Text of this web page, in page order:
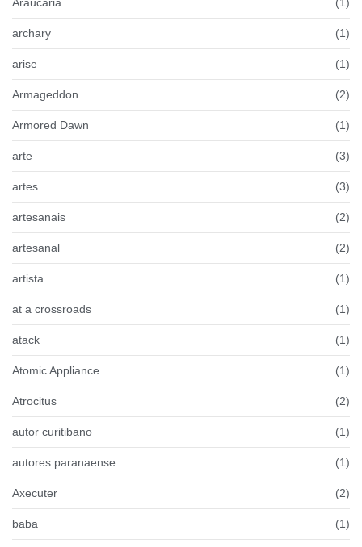
Araucária (1)
archary (1)
arise (1)
Armageddon (2)
Armored Dawn (1)
arte (3)
artes (3)
artesanais (2)
artesanal (2)
artista (1)
at a crossroads (1)
atack (1)
Atomic Appliance (1)
Atrocitus (2)
autor curitibano (1)
autores paranaense (1)
Axecuter (2)
baba (1)